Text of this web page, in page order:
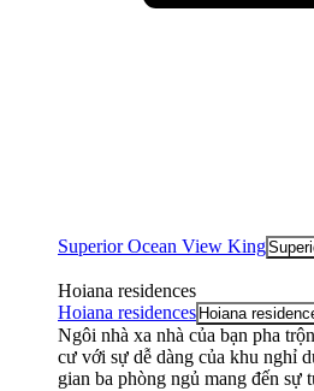
Superior Ocean View King
Hoiana residences
Hoiana residences Hoiana
Ngôi nhà xa nhà của bạn pha
cư với sự dễ dàng của khu nghỉ
gian ba phòng ngủ mang đến sự